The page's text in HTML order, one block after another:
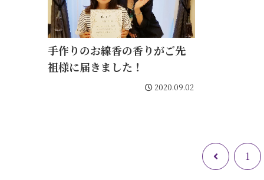
手作りのお線香の香りがご先
祖様に届きました！
2020.09.02
前
1